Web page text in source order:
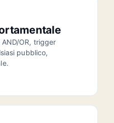
OR, trigger
pubblico,